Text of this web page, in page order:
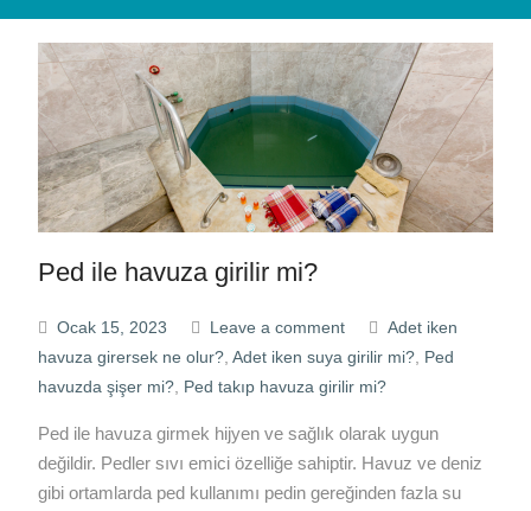
Ped ile havuza girilir mi?
Ocak 15, 2023 Leave a comment
Adet iken
havuza girersek ne olur?, Adet iken suya girilir mi?, Ped
havuzda şişer mi?, Ped takıp havuza girilir mi?
Ped ile havuza girmek hijyen ve sağlık olarak uygun
değildir. Pedler sıvı emici özelliğe sahiptir. Havuz ve deniz
gibi ortamlarda ped kullanımı pedin gereğinden fazla su